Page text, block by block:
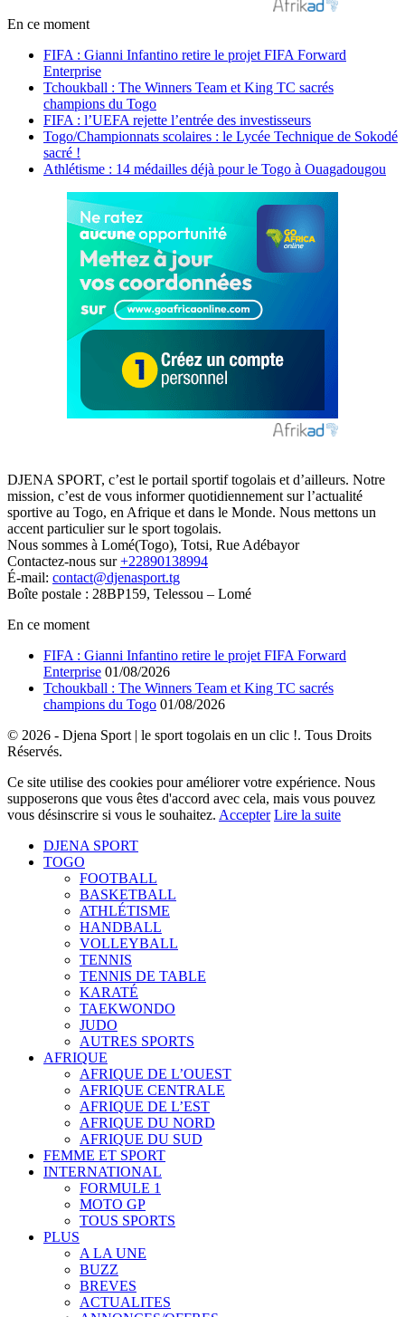
En ce moment
FIFA : Gianni Infantino retire le projet FIFA Forward
Enterprise
Tchoukball : The Winners Team et King TC sacrés
champions du Togo
FIFA : l’UEFA rejette l’entrée des investisseurs
Togo/Championnats scolaires : le Lycée Technique de Sokodé
sacré !
Athlétisme : 14 médailles déjà pour le Togo à Ouagadougou
DJENA SPORT, c’est le portail sportif togolais et d’ailleurs. Notre
mission, c’est de vous informer quotidiennement sur l’actualité
sportive au Togo, en Afrique et dans le Monde. Nous mettons un
accent particulier sur le sport togolais.
Nous sommes à Lomé(Togo), Totsi, Rue Adébayor
Contactez-nous sur+22890138994
É-mail: contact@djenasport.tg
Boîte postale : 28BP159, Telessou – Lomé
En ce moment
FIFA : Gianni Infantino retire le projet FIFA Forward
Enterprise 01/08/2026
Tchoukball : The Winners Team et King TC sacrés
champions du Togo 01/08/2026
© 2026 - Djena Sport | le sport togolais en un clic !. Tous Droits
Réservés.
Ce site utilise des cookies pour améliorer votre expérience. Nous
supposerons que vous êtes d'accord avec cela, mais vous pouvez
vous désinscrire si vous le souhaitez. Accepter Lire la suite
DJENA SPORT
TOGO
FOOTBALL
BASKETBALL
ATHLÉTISME
HANDBALL
VOLLEYBALL
TENNIS
TENNIS DE TABLE
KARATÉ
TAEKWONDO
JUDO
AUTRES SPORTS
AFRIQUE
AFRIQUE DE L’OUEST
AFRIQUE CENTRALE
AFRIQUE DE L’EST
AFRIQUE DU NORD
AFRIQUE DU SUD
FEMME ET SPORT
INTERNATIONAL
FORMULE 1
MOTO GP
TOUS SPORTS
PLUS
A LA UNE
BUZZ
BREVES
ACTUALITES